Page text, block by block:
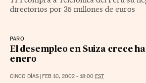
directorios por 35 millones de euros
PARO
El desempleo en Suiza crece
enero
CINCO DÍAS | FEB 10, 2002 - 18:00 EST